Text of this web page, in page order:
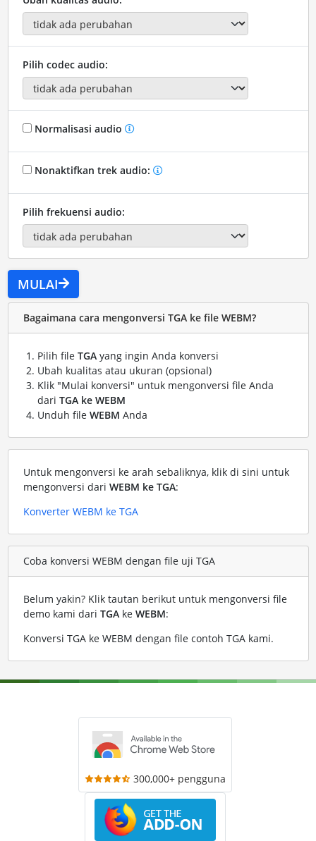
Pilih codec audio:
Normalisasi audio
Nonaktifkan trek audio:
Pilih frekuensi audio:
MULAI
Bagaimana cara mengonversi TGA ke file WEBM?
Pilih file TGAyang ingin Anda konversi
Ubah kualitas atau ukuran (opsional)
Klik "Mulai konversi" untuk mengonversi file Anda
dari TGA ke WEBM
Unduh file WEBM Anda
Untuk mengonversi ke arah sebaliknya, klik di sini untuk
mengonversi dari WEBM ke TGA:
Konverter WEBM ke TGA
Coba konversi WEBM dengan file uji TGA
Belum yakin? Klik tautan berikut untuk mengonversi file
demo kami dari TGAke WEBM:
Konversi TGA ke WEBM dengan file contoh TGA kami.
300,000+ pengguna